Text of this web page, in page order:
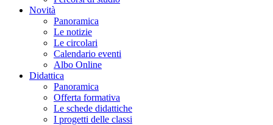
Novità
Panoramica
Le notizie
Le circolari
Calendario eventi
Albo Online
Didattica
Panoramica
Offerta formativa
Le schede didattiche
I progetti delle classi